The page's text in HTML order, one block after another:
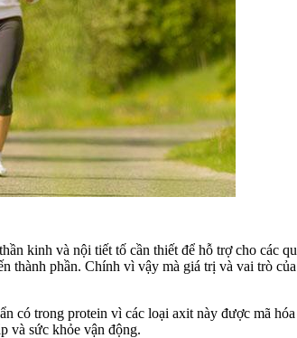
kinh và nội tiết tố cần thiết để hỗ trợ cho các
thành phần. Chính vì vậy mà giá trị và vai trò
trong protein vì các loại axit này được mã
và sức khỏe vận động.